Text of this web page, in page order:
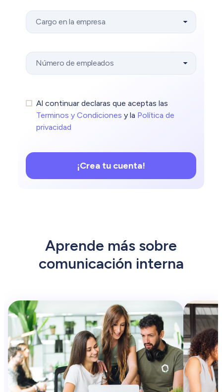
Al continuar declaras que aceptas las
Terminos y Condiciones y la Política de
privacidad
¡Crea tu cuenta!
Aprende más sobre
comunicación interna